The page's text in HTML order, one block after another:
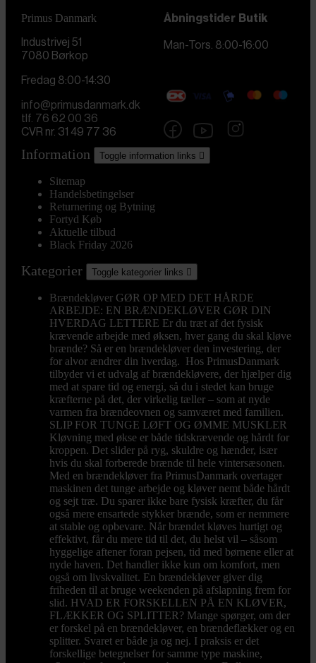
Primus Danmark
Industrivej 51
7080 Børkop
Åbningstider Butik
Man-Tors. 8:00-16:00
Fredag 8:00-14:30
info@primusdanmark.dk
tlf. 76 62 00 36
CVR nr. 31 49 77 36
Information Toggle information links 
Sitemap
Handelsbetingelser
Returnering og Bytning
Fortyd Køb
Aktuelle tilbud
Black Friday 2026
Kategorier Toggle kategorier links 
Brændekløver GØR OP MED DET HÅRDE
ARBEJDE: EN BRÆNDEKLØVER GØR DIN
HVERDAG LETTERE Er du træt af det fysisk
krævende arbejde med øksen, hver gang du skal kløve
brænde? Så er en brændekløver den investering, der
for alvor ændrer din hverdag. Hos PrimusDanmark
tilbyder vi et udvalg af brændekløvere, der hjælper dig
med at spare tid og energi, så du i stedet kan bruge
kræfterne på det, der virkelig tæller – som at nyde
varmen fra brændeovnen og samværet med familien.
SLIP FOR TUNGE LØFT OG ØMME MUSKLER
Kløvning med økse er både tidskrævende og hårdt for
kroppen. Det slider på ryg, skuldre og hænder, især
hvis du skal forberede brænde til hele vintersæsonen.
Med en brændekløver fra PrimusDanmark overtager
maskinen det tunge arbejde og kløver nemt både hårdt
og sejt træ. Du sparer ikke bare fysisk kræfter, du får
også mere ensartede stykker brænde, som er nemmere
at stable og opbevare. Når brændet kløves hurtigt og
effektivt, får du mere tid til det, du helst vil – såsom
hyggelige aftener foran pejsen, tid med børnene eller at
nyde haven. Det handler ikke kun om komfort, men
også om livskvalitet. En brændekløver giver dig
friheden til at bruge weekenden på afslapning frem for
slid. HVAD ER FORSKELLEN PÅ EN KLØVER,
FLÆKKER OG SPLITTER? Mange spørger, om der
er forskel på en brændekløver, en brændeflækker og en
splitter. Svaret er både ja og nej. I praksis er det
forskellige betegnelser for samme type maskine,